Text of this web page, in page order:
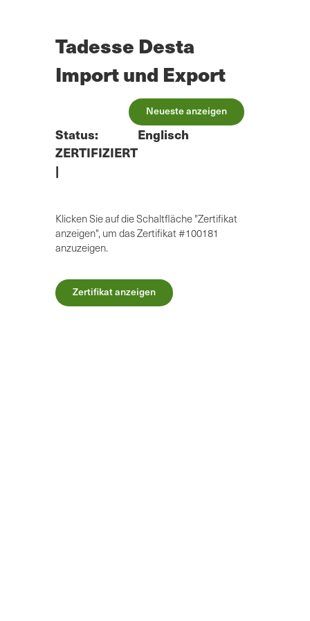
Tadesse Desta
Import und Export
Neueste anzeigen
Status:
ZERTIFIZIERT
|
Englisch
Klicken Sie auf die Schaltfläche "Zertifikat
anzeigen", um das Zertifikat #100181
anzuzeigen.
Zertifikat anzeigen